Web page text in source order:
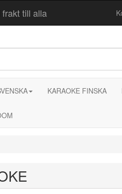
till alla
KARAOKE FINSKA